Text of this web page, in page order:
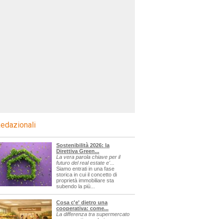
Sostenibilità 2026: la
Direttiva Green...
La vera parola chiave per il
futuro del real estate e'...
Siamo entrati in una fase
storica in cui il concetto di
proprietà immobiliare sta
subendo la più...
Cosa c'e' dietro una
cooperativa: come...
La differenza tra supermercato